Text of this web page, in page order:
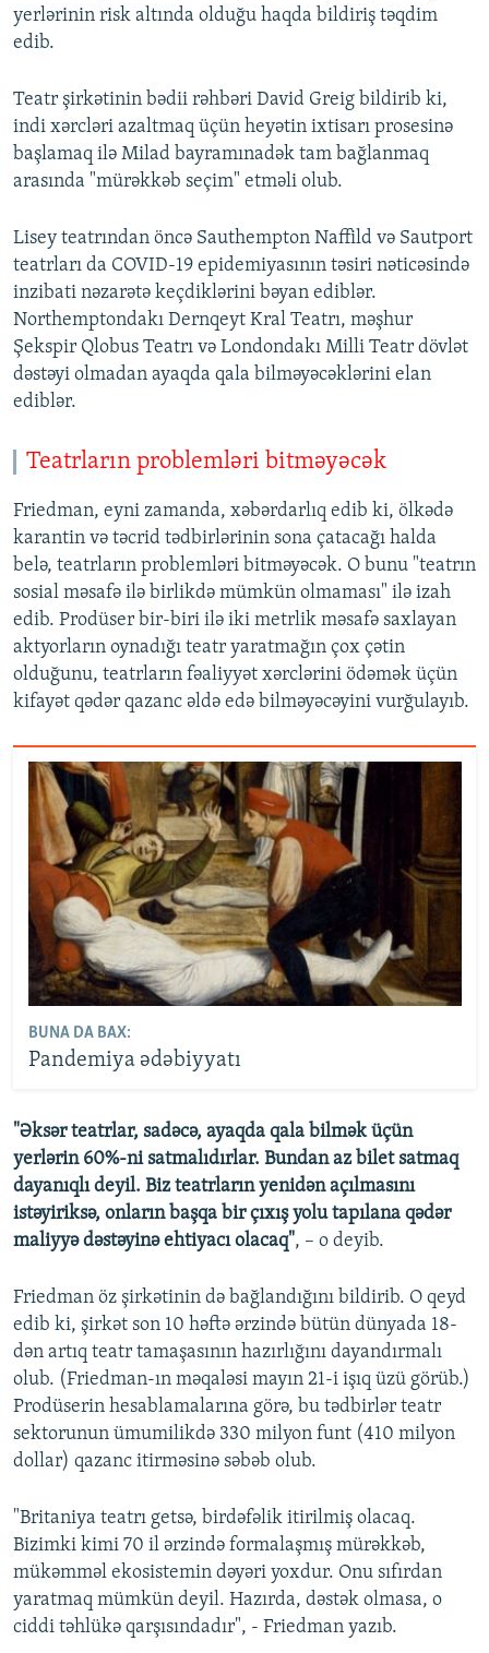
yerlərinin risk altında olduğu haqda bildiriş təqdim
edib.
Teatr şirkətinin bədii rəhbəri David Greig bildirib ki,
indi xərcləri azaltmaq üçün heyətin ixtisarı prosesinə
başlamaq ilə Milad bayramınadək tam bağlanmaq
arasında "mürəkkəb seçim" etməli olub.
Lisey teatrından öncə Sauthempton Naffild və Sautport
teatrları da COVID-19 epidemiyasının təsiri nəticəsində
inzibati nəzarətə keçdiklərini bəyan ediblər.
Northemptondakı Dernqeyt Kral Teatrı, məşhur
Şekspir Qlobus Teatrı və Londondakı Milli Teatr dövlət
dəstəyi olmadan ayaqda qala bilməyəcəklərini elan
ediblər.
Teatrların problemləri bitməyəcək
Friedman, eyni zamanda, xəbərdarlıq edib ki, ölkədə
karantin və təcrid tədbirlərinin sona çatacağı halda
belə, teatrların problemləri bitməyəcək. O bunu "teatrın
sosial məsafə ilə birlikdə mümkün olmaması" ilə izah
edib. Prodüser bir-biri ilə iki metrlik məsafə saxlayan
aktyorların oynadığı teatr yaratmağın çox çətin
olduğunu, teatrların fəaliyyət xərclərini ödəmək üçün
kifayət qədər qazanc əldə edə bilməyəcəyini vurğulayıb.
BUNA DA BAX:
Pandemiya ədəbiyyatı
"Əksər teatrlar, sadəcə, ayaqda qala bilmək üçün
yerlərin 60%-ni satmalıdırlar. Bundan az bilet satmaq
dayanıqlı deyil. Biz teatrların yenidən açılmasını
istəyiriksə, onların başqa bir çıxış yolu tapılana qədər
maliyyə dəstəyinə ehtiyacı olacaq", – o deyib.
Friedman öz şirkətinin də bağlandığını bildirib. O qeyd
edib ki, şirkət son 10 həftə ərzində bütün dünyada 18-
dən artıq teatr tamaşasının hazırlığını dayandırmalı
olub. (Friedman-ın məqaləsi mayın 21-i işıq üzü görüb.)
Prodüserin hesablamalarına görə, bu tədbirlər teatr
sektorunun ümumilikdə 330 milyon funt (410 milyon
dollar) qazanc itirməsinə səbəb olub.
"Britaniya teatrı getsə, birdəfəlik itirilmiş olacaq.
Bizimki kimi 70 il ərzində formalaşmış mürəkkəb,
mükəmməl ekosistemin dəyəri yoxdur. Onu sıfırdan
yaratmaq mümkün deyil. Hazırda, dəstək olmasa, o
ciddi təhlükə qarşısındadır", - Friedman yazıb.